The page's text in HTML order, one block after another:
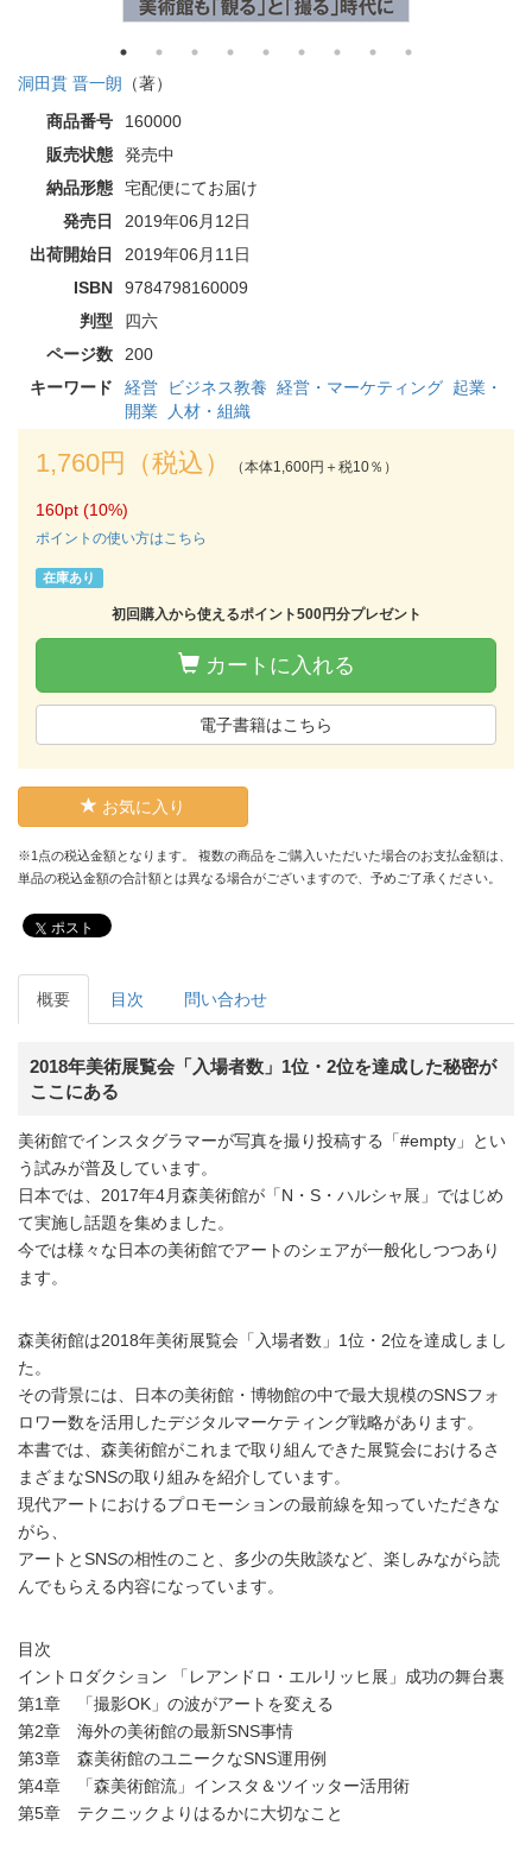
洞田貫 晋一朗 （著）
商品番号
160000
販売状態
発売中
納品形態
宅配便にてお届け
発売日
2019年06月12日
出荷開始日
2019年06月11日
ISBN
9784798160009
判型
四六
ページ数
200
キーワード
経営 ビジネス教養 経営・マーケティング 起業・
開業
人材・組織
1,760円（税込） （本体1,600円＋税10％）
160pt (10%)
ポイントの使い方はこちら
在庫あり
初回購入から使えるポイント500円分プレゼント
カートに入れる
電子書籍はこちら
お気に入り
※1点の税込金額となります。 複数の商品をご購入いただいた場合のお支払金額は、
単品の税込金額の合計額とは異なる場合がございますので、予めご了承ください。
ポスト
概要 目次 問い合わせ
2018年美術展覧会「入場者数」1位・2位を達成した秘密が
ここにある
美術館でインスタグラマーが写真を撮り投稿する「#empty」とい
う試みが普及しています。
日本では、2017年4月森美術館が「N・S・ハルシャ展」ではじめ
て実施し話題を集めました。
今では様々な日本の美術館でアートのシェアが一般化しつつあり
ます。
森美術館は2018年美術展覧会「入場者数」1位・2位を達成しまし
た。
その背景には、日本の美術館・博物館の中で最大規模のSNSフォ
ロワー数を活用したデジタルマーケティング戦略があります。
本書では、森美術館がこれまで取り組んできた展覧会におけるさ
まざまなSNSの取り組みを紹介しています。
現代アートにおけるプロモーションの最前線を知っていただきな
がら、
アートとSNSの相性のこと、多少の失敗談など、楽しみながら読
んでもらえる内容になっています。
目次
イントロダクション 「レアンドロ・エルリッヒ展」成功の舞台裏
第1章 「撮影OK」の波がアートを変える
第2章 海外の美術館の最新SNS事情
第3章 森美術館のユニークなSNS運用例
第4章 「森美術館流」インスタ＆ツイッター活用術
第5章 テクニックよりはるかに大切なこと